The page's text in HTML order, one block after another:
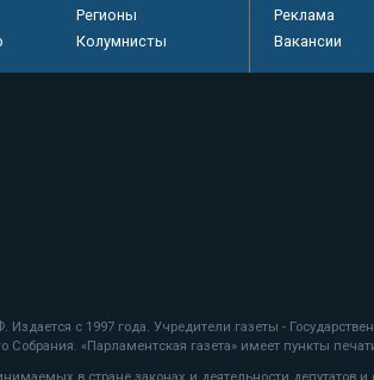
Регионы
Колумнисты
Реклама
Вакансии
с 1997 года. Учредители газеты -
«Парламентская газета» имеет пункты